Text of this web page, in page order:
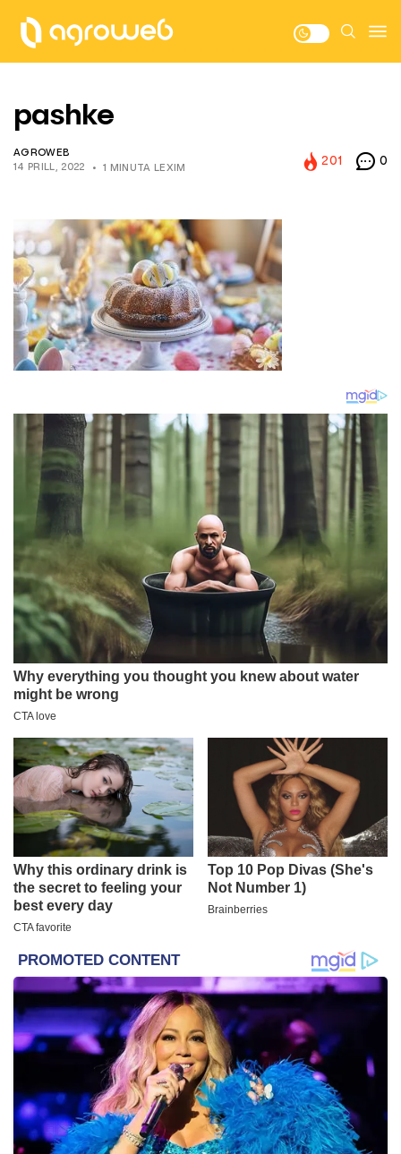
pashke
AGROWEB
14 PRILL, 2022
1 MINUTA LEXIM
201 0